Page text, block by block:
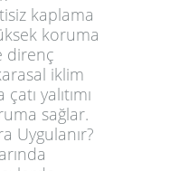
kaplama
koruma
direnç
iklim
yalıtımı
sağlar.
Uygulanır?